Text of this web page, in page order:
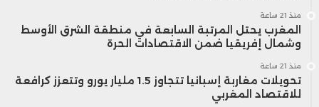
منذ 21 ساعة
المغرب يحتل المرتبة السابعة في منطقة الشرق الأوسط
وشمال إفريقيا ضمن الاقتصادات الحرة
منذ 21 ساعة
تحويلات مغاربة إسبانيا تتجاوز 1.5 مليار يورو وتتعزز كرافعة
للاقتصاد المغربي